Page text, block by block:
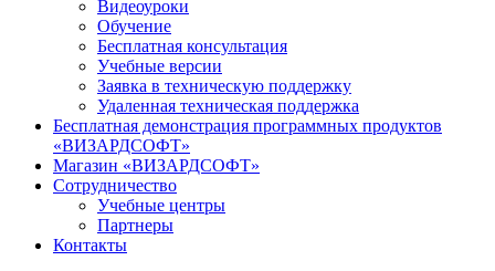
Видеоуроки
Обучение
Бесплатная консультация
Учебные версии
Заявка в техническую поддержку
Удаленная техническая поддержка
Бесплатная демонстрация программных продуктов
«ВИЗАРДСОФТ»
Магазин «ВИЗАРДСОФТ»
Сотрудничество
Учебные центры
Партнеры
Контакты